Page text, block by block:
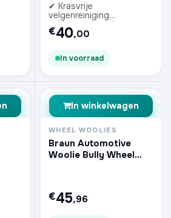
✔ Krasvrije
velgenreiniging
✔ Vervangbare hoes
€40,00
In voorraad
In winkelwagen
WHEEL WOOLIES
Braun Automotive
Woolie Bully Wheel
€45,96